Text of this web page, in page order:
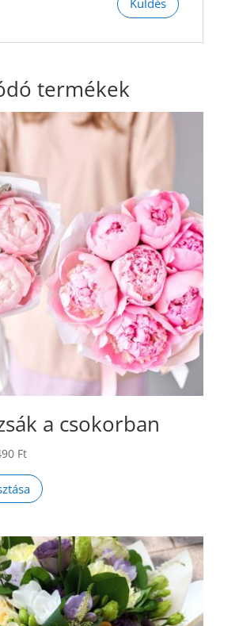
termékek
a csokorban
FtÁrtartomány:
17
990 Ft
-
490 Ft
a
variációja
van.
A
változatok
a